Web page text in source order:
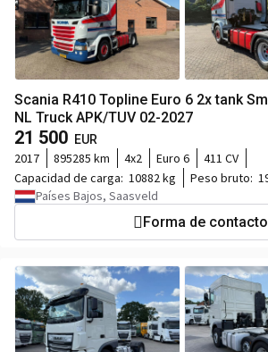
Scania R410 Topline Euro 6 2x tank
NL Truck APK/TUV 02-2027
21 500 EUR
2017 895285 km 4x2 Euro 6
411 CV
Capacidad de carga: 10882 kg Peso bruto:
Países Bajos, Saasveld
Forma de contacto